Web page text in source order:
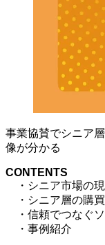
事業協賛でシニア
像が分かる
CONTENTS
・シニア市場の
・シニア層の購買
・信頼でつなぐ
・事例紹介